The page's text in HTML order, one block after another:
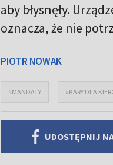
aby błysnęły.
oznacza, że nie
PIOTR NOWAK
#MANDATY #KARY DLA
UDOSTĘPNIJ